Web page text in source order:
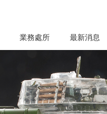
業務處所 最新消息